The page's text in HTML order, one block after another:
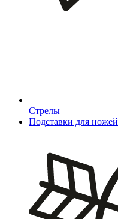
Стрелы
Подставки для ножей